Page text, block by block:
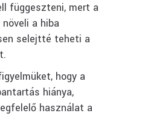
függeszteni, mert a
a hiba
selejtté teheti a
hogy a
hiánya,
használat a